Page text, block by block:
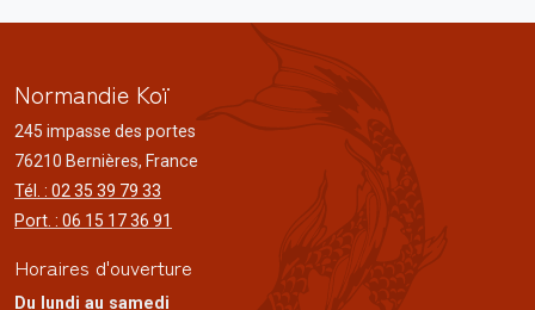
Normandie Koï
245 impasse des portes
76210 Bernières, France
Tél. : 02 35 39 79 33
Port. : 06 15 17 36 91
Horaires d'ouverture
Du lundi au samedi